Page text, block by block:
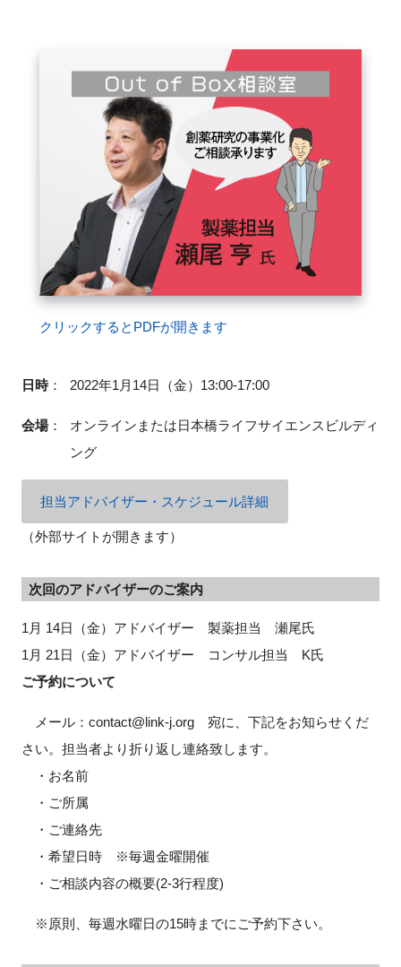
クリックするとPDFが開きます
日時： 2022年1月14日（金）13:00-17:00
会場：
オンラインまたは日本橋ライフサイエンスビルディ
ング
担当アドバイザー・スケジュール詳細
（外部サイトが開きます）
次回のアドバイザーのご案内
1月 14日（金）アドバイザー 製薬担当 瀬尾氏
1月 21日（金）アドバイザー コンサル担当 K氏
ご予約について
メール：contact@link-j.org 宛に、下記をお知らせくだ
さい。担当者より折り返し連絡致します。
・お名前
・ご所属
・ご連絡先
・希望日時 ※毎週金曜開催
・ご相談内容の概要(2-3行程度)
※原則、毎週水曜日の15時までにご予約下さい。